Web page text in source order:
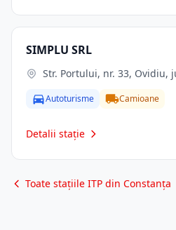
SIMPLU SRL
Str. Portului, nr. 33, Ovidiu,
Autoturisme Camioane
Detalii stație
Toate stațiile ITP din Constanța